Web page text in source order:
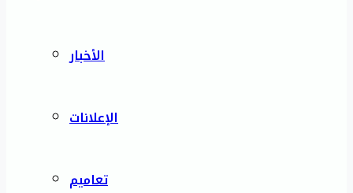
الأخبار
الإعلانات
تعاميم